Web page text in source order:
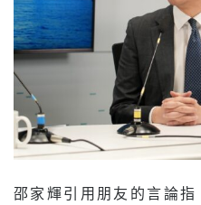
邵家輝引用朋友的言論